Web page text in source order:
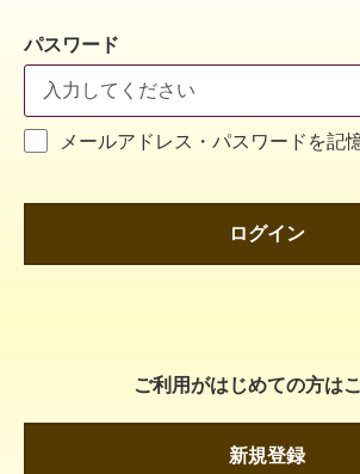
パスワード
メールアドレス・パスワードを記
ログイン
ご利用がはじめての方は
新規登録